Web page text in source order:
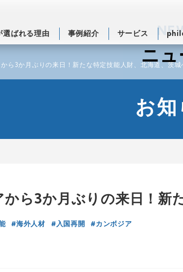
選ばれる理由 事例紹介 サービス
ニュ
ら3か月ぶりの来日！新たな特定技能人財、北海道、茨城
お
ら3か月ぶりの来日！新
海外人材 入国再開 カンボジア